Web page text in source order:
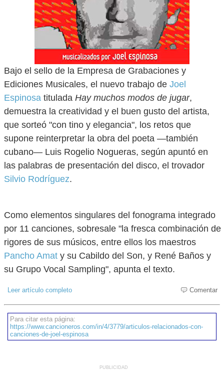
Bajo el sello de la Empresa de Grabaciones y
Ediciones Musicales, el nuevo trabajo de Joel
Espinosa titulada Hay muchos modos de jugar,
demuestra la creatividad y el buen gusto del artista,
que sorteó "con tino y elegancia", los retos que
supone reinterpretar la obra del poeta —también
cubano— Luis Rogelio Nogueras, según apuntó en
las palabras de presentación del disco, el trovador
Silvio Rodríguez.
Como elementos singulares del fonograma integrado
por 11 canciones, sobresale "la fresca combinación de
rigores de sus músicos, entre ellos los maestros
Pancho Amat y su Cabildo del Son, y René Baños y
su Grupo Vocal Sampling", apunta el texto.
Leer artículo completo Comentar
Para citar esta página:
https://www.cancioneros.com/in/4/3779/articulos-relacionados-con-
canciones-de-joel-espinosa
PUBLICIDAD